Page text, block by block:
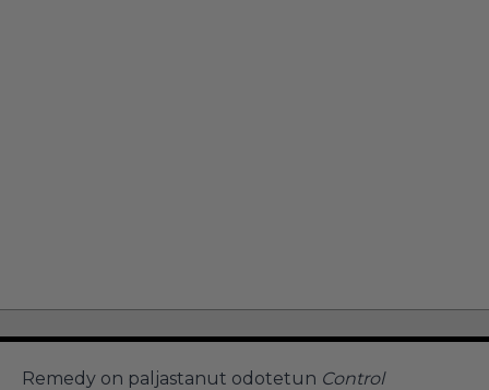
Remedy on paljastanut odotetun Control